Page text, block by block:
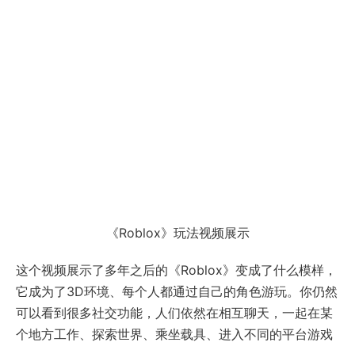
《Roblox》玩法视频展示
这个视频展示了多年之后的《Roblox》变成了什么模样，
它成为了3D环境、每个人都通过自己的角色游玩。你仍然
可以看到很多社交功能，人们依然在相互聊天，一起在某
个地方工作、探索世界、乘坐载具、进入不同的平台游戏